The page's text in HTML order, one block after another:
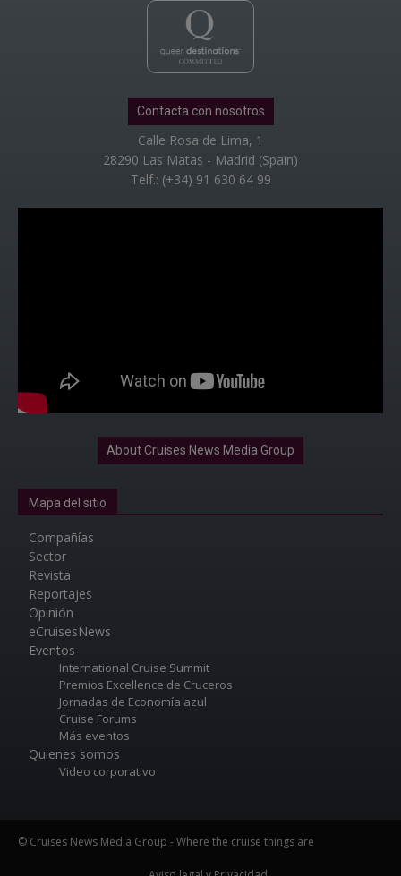
Contacta con nosotros
Calle Rosa de Lima, 1
28290 Las Matas - Madrid (Spain)
Telf.: (+34) 91 630 64 99
About Cruises News Media Group
Mapa del sitio
Compañías
Sector
Revista
Reportajes
Opinión
eCruisesNews
Eventos
International Cruise Summit
Premios Excellence de Cruceros
Jornadas de Economía azul
Cruise Forums
Más eventos
Quienes somos
Video corporativo
© Cruises News Media Group - Where the cruise things are